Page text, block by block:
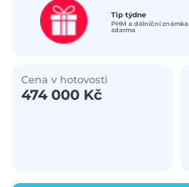
Tip týdne
PHM a dálniční známka
zdarma
Cena v hotovosti
474 000 Kč